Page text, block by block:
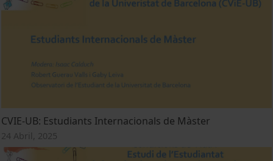
CVIE-UB: Estudiants Internacionals de Màster
24 Abril, 2025